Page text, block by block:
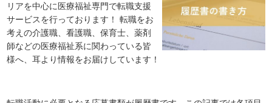
リアを中心に医療福祉専門で転職支援
サービスを行っております！ 転職をお
考えの介護職、看護職、保育士、薬剤
師などの医療福祉系に関わっている皆
様へ、耳より情報をお届けしています！